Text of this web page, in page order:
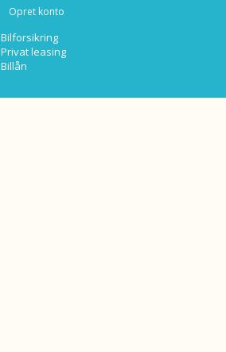
Opret konto
Bilforsikring
Privat leasing
Billån